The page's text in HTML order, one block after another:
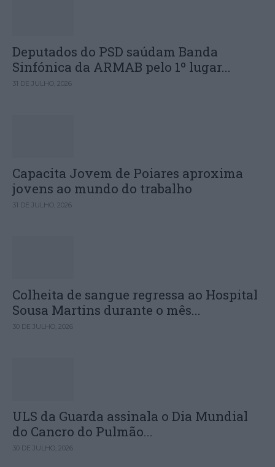
Deputados do PSD saúdam Banda
Sinfónica da ARMAB pelo 1º lugar...
31 DE JULHO, 2026
Capacita Jovem de Poiares aproxima
jovens ao mundo do trabalho
31 DE JULHO, 2026
Colheita de sangue regressa ao Hospital
Sousa Martins durante o mês...
30 DE JULHO, 2026
ULS da Guarda assinala o Dia Mundial
do Cancro do Pulmão...
30 DE JULHO, 2026